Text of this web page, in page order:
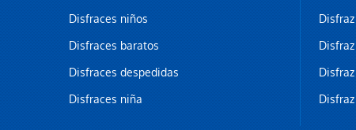
Disfraces niños
Disfraces baratos
Disfraces despedidas
Disfraces niña